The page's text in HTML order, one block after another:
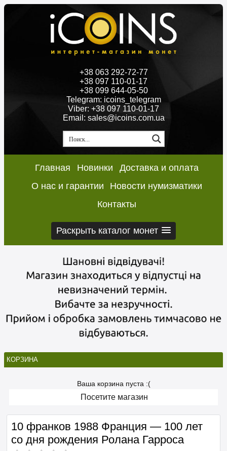
+38 063 292-72-77
+38 097 110-01-17
+38 099 644-05-50
Telegram: icoins_telegram
Viber: +38 097 110-01-17
Email: sales@icoins.com.ua
Главная Новинки
Доставка и оплата
О нас и гарантии
Новости нумизматики
Контакты
Раскрыть каталог монет
КОРЗИНА
Ваша корзина пуста :(
Посетите магазин
10 франков 1988 Франция — 100 лет
со дня рождения Ролана Гарроса